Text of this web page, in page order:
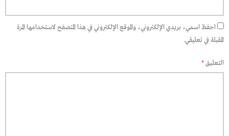
احفظ اسمي، بريدي الإلكتروني، والموقع الإلكتروني في هذا المتصفح لاستخدامها المرة
المقبلة في تعليقي.
التعليق*